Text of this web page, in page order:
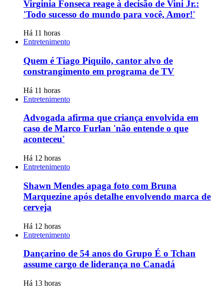
Virginia Fonseca reage à decisão de Vini Jr.:
'Todo sucesso do mundo para você, Amor!'
Há 11 horas
Entretenimento
Quem é Tiago Piquilo, cantor alvo de
constrangimento em programa de TV
Há 11 horas
Entretenimento
Advogada afirma que criança envolvida em
caso de Marco Furlan 'não entende o que
aconteceu'
Há 12 horas
Entretenimento
Shawn Mendes apaga foto com Bruna
Marquezine após detalhe envolvendo marca de
cerveja
Há 12 horas
Entretenimento
Dançarino de 54 anos do Grupo É o Tchan
assume cargo de liderança no Canadá
Há 13 horas